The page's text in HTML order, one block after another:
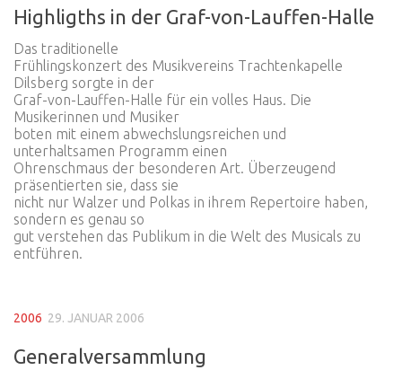
Highligths in der Graf-von-Lauffen-Halle
Das traditionelle
Frühlingskonzert des Musikvereins Trachtenkapelle
Dilsberg sorgte in der
Graf-von-Lauffen-Halle für ein volles Haus. Die
Musikerinnen und Musiker
boten mit einem abwechslungsreichen und
unterhaltsamen Programm einen
Ohrenschmaus der besonderen Art. Überzeugend
präsentierten sie, dass sie
nicht nur Walzer und Polkas in ihrem Repertoire haben,
sondern es genau so
gut verstehen das Publikum in die Welt des Musicals zu
entführen.
2006 29. JANUAR 2006
Generalversammlung